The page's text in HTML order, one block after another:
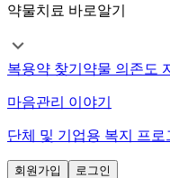
약물치료 바로알기
복용약 찾기 약물 의존도
마음관리 이야기
단체 및 기업용 복지 프로
회원가입 로그인